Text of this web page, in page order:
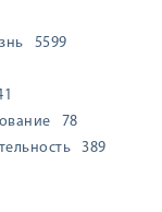
5599
78
389